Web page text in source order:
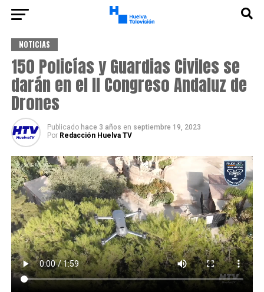
NOTICIAS
150 Policías y Guardias Civiles se
darán en el II Congreso Andaluz de
Drones
Publicado hace 3 años en septiembre 19, 2023
Por Redacción Huelva TV